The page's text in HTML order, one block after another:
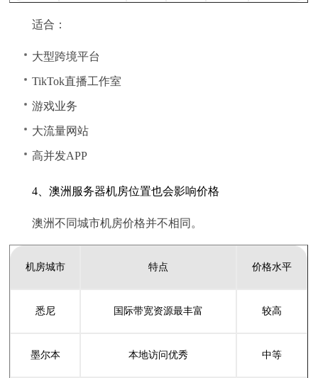
适合：
大型跨境平台
TikTok直播工作室
游戏业务
大流量网站
高并发APP
4、澳洲服务器机房位置也会影响价格
澳洲不同城市机房价格并不相同。
机房城市 特点 价格水平
悉尼 国际带宽资源最丰富 较高
墨尔本 本地访问优秀 中等